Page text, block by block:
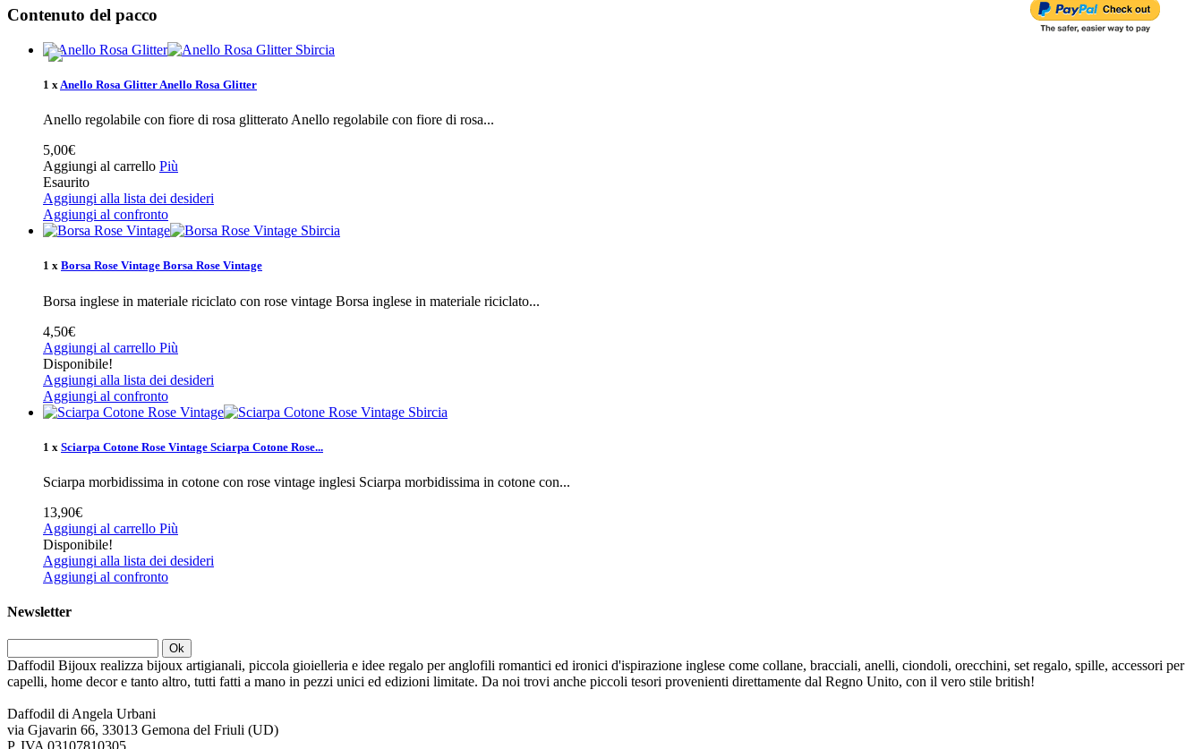
Contenuto del pacco
Sbircia
1 xAnello Rosa GlitterAnello Rosa Glitter
Anello regolabile con fiore di rosa glitterato Anello regolabile con fiore di rosa...
5,00€
Aggiungi al carrello Più
Esaurito
Aggiungi alla lista dei desideri
Aggiungi al confronto
Sbircia
1 x Borsa Rose Vintage Borsa Rose Vintage
Borsa inglese in materiale riciclato con rose vintage Borsa inglese in materiale riciclato...
4,50€
Aggiungi al carrello Più
Disponibile!
Aggiungi alla lista dei desideri
Aggiungi al confronto
Sbircia
1 x Sciarpa Cotone Rose Vintage Sciarpa Cotone Rose...
Sciarpa morbidissima in cotone con rose vintage inglesi Sciarpa morbidissima in cotone con...
13,90€
Aggiungi al carrello Più
Disponibile!
Aggiungi alla lista dei desideri
Aggiungi al confronto
Newsletter
Ok
Daffodil Bijoux realizza bijoux artigianali, piccola gioielleria e idee regalo per anglofili romantici ed ironici d'ispirazione inglese come collane, bracciali, anelli, ciondoli, orecchini, set regalo, spille, accessori per
capelli, home decor e tanto altro, tutti fatti a mano in pezzi unici ed edizioni limitate. Da noi trovi anche piccoli tesori provenienti direttamente dal Regno Unito, con il vero stile british!
Daffodil di Angela Urbani
via Gjavarin 66, 33013 Gemona del Friuli (UD)